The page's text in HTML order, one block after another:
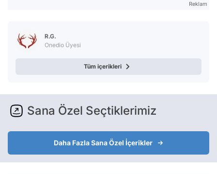
Reklam
R.G.
Onedio Üyesi
Tüm içerikleri
Sana Özel Seçtiklerimiz
Daha Fazla Sana Özel İçerikler